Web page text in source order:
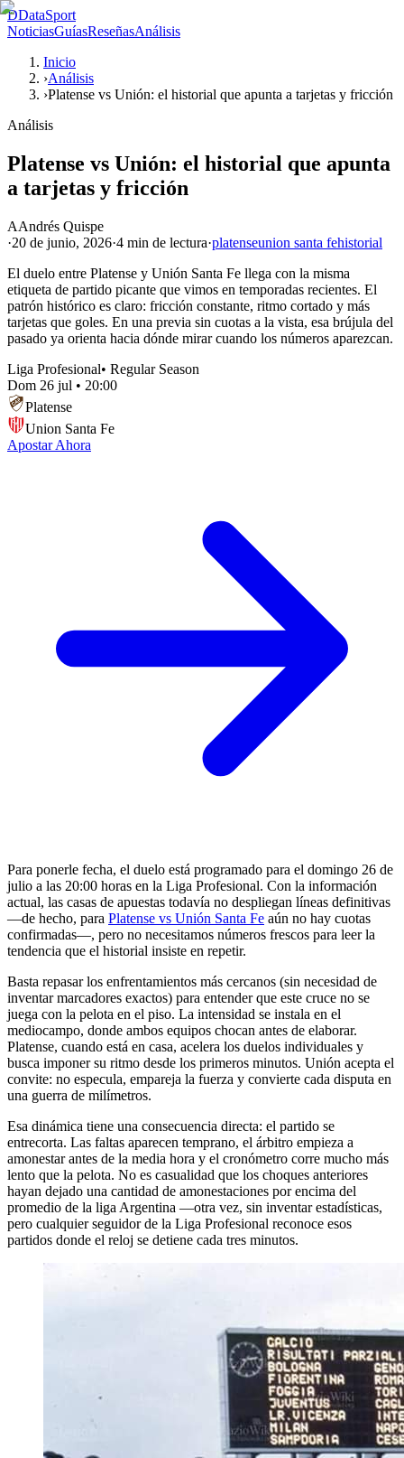
DDataSport
NoticiasGuíasReseñasAnálisis
Inicio
›Análisis
›Platense vs Unión: el historial que apunta a tarjetas y fricción
Análisis
Platense vs Unión: el historial que apunta
a tarjetas y fricción
AAndrés Quispe
·20 de junio, 2026·4 min de lectura·platenseunion santa fehistorial
El duelo entre Platense y Unión Santa Fe llega con la misma
etiqueta de partido picante que vimos en temporadas recientes. El
patrón histórico es claro: fricción constante, ritmo cortado y más
tarjetas que goles. En una previa sin cuotas a la vista, esa brújula del
pasado ya orienta hacia dónde mirar cuando los números aparezcan.
Liga Profesional• Regular Season
Dom 26 jul • 20:00
Platense
Union Santa Fe
Apostar Ahora
Para ponerle fecha, el duelo está programado para el domingo 26 de
julio a las 20:00 horas en la Liga Profesional. Con la información
actual, las casas de apuestas todavía no despliegan líneas definitivas
—de hecho, para Platense vs Unión Santa Fe aún no hay cuotas
confirmadas—, pero no necesitamos números frescos para leer la
tendencia que el historial insiste en repetir.
Basta repasar los enfrentamientos más cercanos (sin necesidad de
inventar marcadores exactos) para entender que este cruce no se
juega con la pelota en el piso. La intensidad se instala en el
mediocampo, donde ambos equipos chocan antes de elaborar.
Platense, cuando está en casa, acelera los duelos individuales y
busca imponer su ritmo desde los primeros minutos. Unión acepta el
convite: no especula, empareja la fuerza y convierte cada disputa en
una guerra de milímetros.
Esa dinámica tiene una consecuencia directa: el partido se
entrecorta. Las faltas aparecen temprano, el árbitro empieza a
amonestar antes de la media hora y el cronómetro corre mucho más
lento que la pelota. No es casualidad que los choques anteriores
hayan dejado una cantidad de amonestaciones por encima del
promedio de la liga Argentina —otra vez, sin inventar estadísticas,
pero cualquier seguidor de la Liga Profesional reconoce esos
partidos donde el reloj se detiene cada tres minutos.